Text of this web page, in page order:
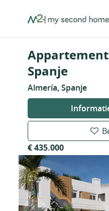
MySecondHome
Spanje
Almería, Spanje
€ 435.000